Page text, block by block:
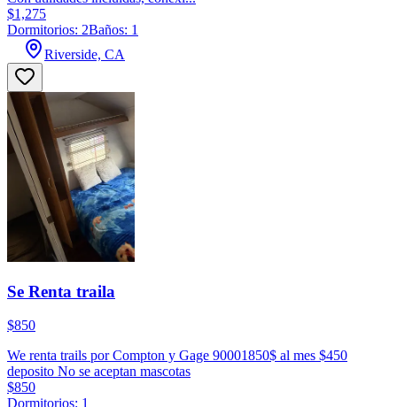
$1,275
Dormitorios: 2Baños: 1
Riverside, CA
Se Renta traila
$850
We renta trails por Compton y Gage 90001850$ al mes $450
deposito No se aceptan mascotas
$850
Dormitorios: 1